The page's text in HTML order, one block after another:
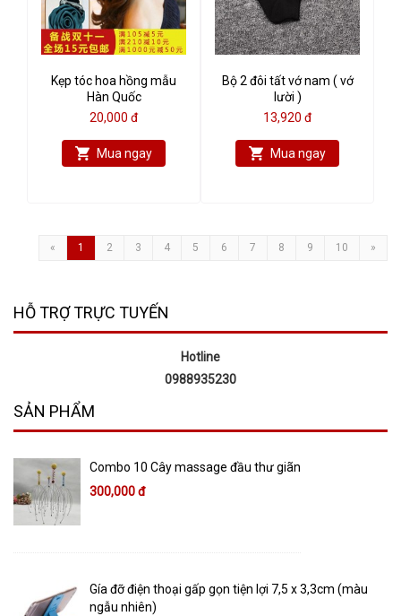
Kẹp tóc hoa hồng mẫu
Hàn Quốc
20,000 đ
Mua ngay
Bộ 2 đôi tất vớ nam ( vớ
lười )
13,920 đ
Mua ngay
« 1 2 3 4 5 6 7 8 9 10 »
HỖ TRỢ TRỰC TUYẾN
Hotline
0988935230
SẢN PHẨM
Combo 10 Cây massage đầu thư giãn
300,000 đ
Gía đỡ điện thoại gấp gọn tiện lợi 7,5 x 3,3cm (màu
ngẫu nhiên)